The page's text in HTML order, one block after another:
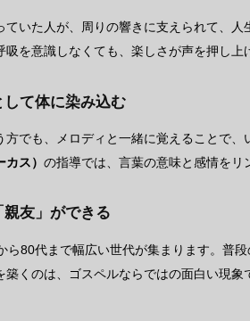
ていた人が、周りの響きに支えられて、
を意識しなくても、楽しさが声を押し上
て体に染み込む
方でも、メロディと一緒に覚えることで
ス） の指導では、言葉の意味と感情をリ
友」ができる
ら80代まで幅広い世代が集まります。普
くのは、ゴスペルならではの面白い現象